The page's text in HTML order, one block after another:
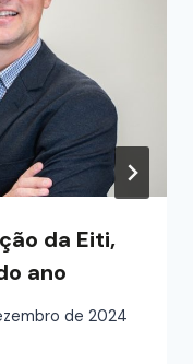
da Eiti,
ano
de 2024